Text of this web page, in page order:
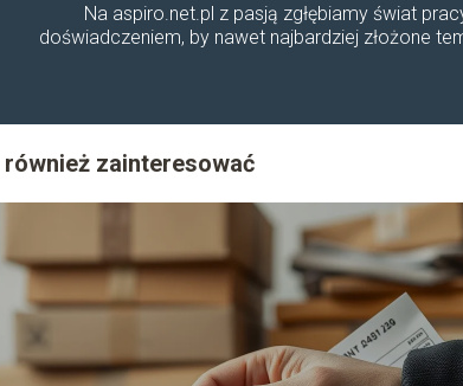
Na aspiro.net.pl z pasją zgłębiamy świat
doświadczeniem, by nawet najbardziej złożone
również zainteresować